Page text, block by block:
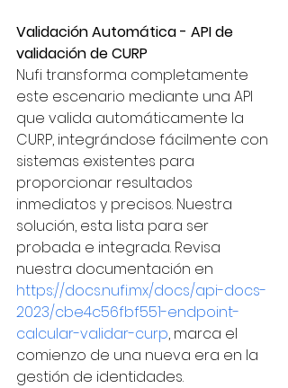
Validación Automática - API de
validación de CURP
Nufi transforma completamente
este escenario mediante una API
que valida automáticamente la
CURP, integrándose fácilmente con
sistemas existentes para
proporcionar resultados
inmediatos y precisos. Nuestra
solución, esta lista para ser
probada e integrada. Revisa
nuestra documentación en
https://docs.nufi.mx/docs/api-docs-
2023/cbe4c56fbf551-endpoint-
calcular-validar-curp, marca el
comienzo de una nueva era en la
gestión de identidades.